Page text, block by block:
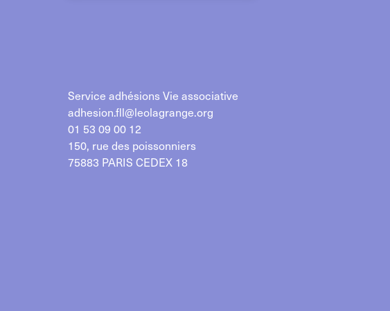
Service adhésions Vie associative
adhesion.fll@leolagrange.org
01 53 09 00 12
150, rue des poissonniers
75883 PARIS CEDEX 18